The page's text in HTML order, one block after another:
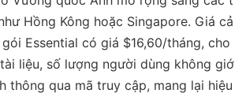
Hồng Kông hoặc Singapore. Giá cả
Essential có giá $16,60/tháng, cho
liệu, số lượng người dùng không giớ
thông qua mã truy cập, mang lại hiệu